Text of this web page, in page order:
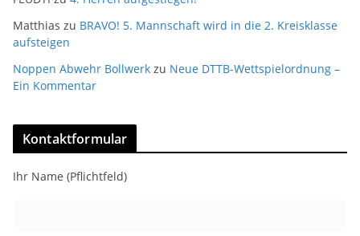
Matthias zu BRAVO! 5. Mannschaft wird in die 2. Kreisklasse
aufsteigen
Noppen Abwehr Bollwerk zu Neue DTTB-Wettspielordnung –
Ein Kommentar
Kontaktformular
Ihr Name (Pflichtfeld)